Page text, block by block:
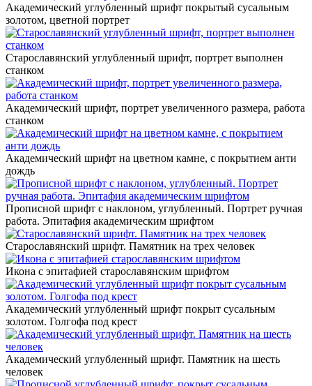
Академический углубленный шрифт покрытый сусальным
золотом, цветной портрет
Старославянский углубленный шрифт, портрет выполнен
станком
Академический шрифт, портрет увеличенного размера, работа
станком
Академический шрифт на цветном камне, с покрытием анти
дождь
Прописной шрифт с наклоном, углубленный. Портрет ручная
работа. Эпитафия академическим шрифтом
Старославянский шрифт. Памятник на трех человек
Икона с эпитафией старославянским шрифтом
Академический углубленный шрифт покрыт сусальным
золотом. Голгофа под крест
Академический углубленный шрифт. Памятник на шесть
человек